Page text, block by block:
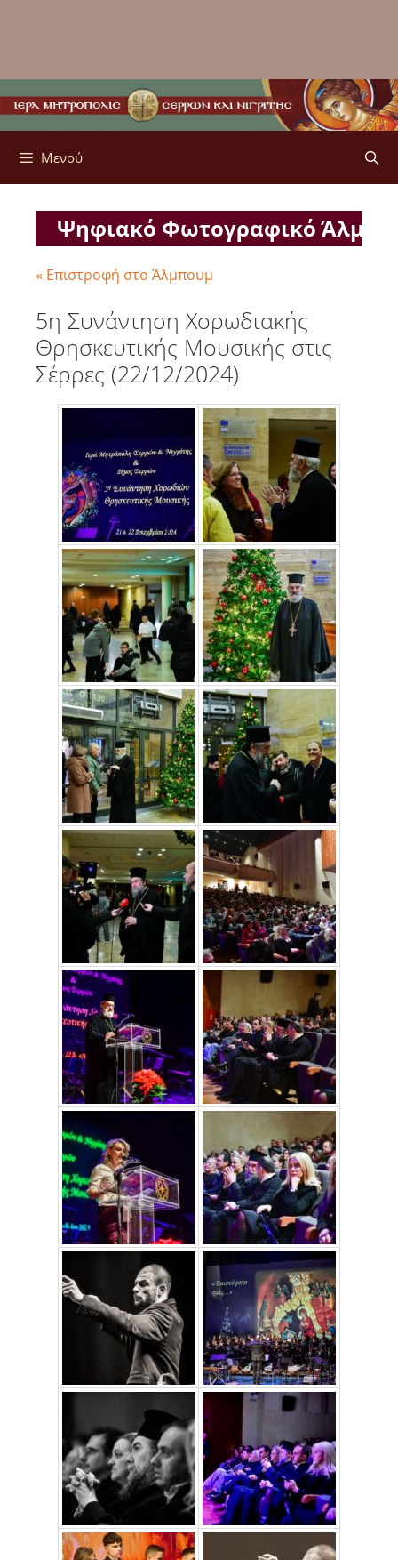
Μενού
Ψηφιακό Φωτογραφικό
« Επιστροφή στο Άλμπουμ
5η Συνάντηση Χορωδιακής
Θρησκευτικής Μουσικής στις
Σέρρες (22/12/2024)